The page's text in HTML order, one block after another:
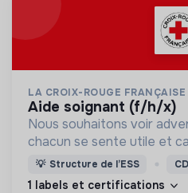
LA CROIX-ROUGE FRANÇAISE
aide soignant (f/h/x)
Nous souhaitons voir
chacun se sente utile et
nous proposons des
d’engagement innovants
💡 Structure de l’ESS
1 labels et certifications